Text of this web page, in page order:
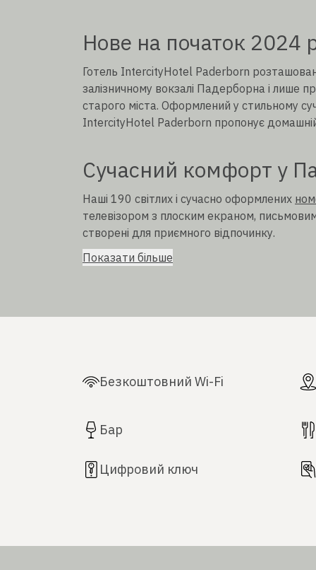
Нове на початок 2024
Готель IntercityHotel Paderborn
залізничному вокзалі Падерборна і лише
старого міста. Оформлений у стильному
IntercityHotel Paderborn пропонує
Сучасний комфорт у
Наші 190 світлих і сучасно оформлених
телевізором з плоским екраном,
створені для приємного відпочинку.
Показати більше
Безкоштовний Wi-Fi
Бар
Цифровий ключ